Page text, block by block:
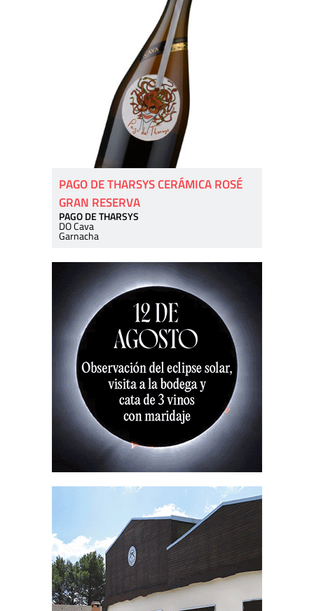
PAGO DE THARSYS CERÁMICA ROSÉ
GRAN RESERVA
PAGO DE THARSYS
DO Cava
Garnacha